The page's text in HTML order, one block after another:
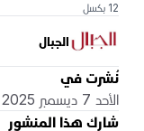
12 بكسل
الجبال
نُشرت في
الأحد 7 ديسمبر 2025 11:18 م
شارك هذا المنشور